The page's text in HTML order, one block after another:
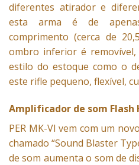
diferentes atirador e
esta arma é de
comprimento (cerca de
ombro inferior é
estilo do estoque como o
este rifle pequeno, flexível,
Amplificador de som Flash
PER MK-VI vem com um
chamado “Sound Blaster
de som aumenta o som de